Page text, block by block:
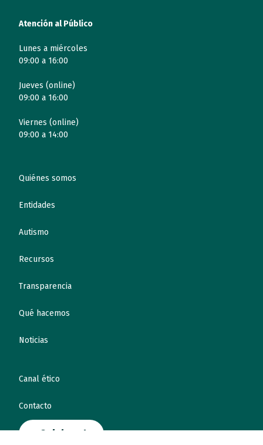
Atención al Público
Lunes a miércoles
09:00 a 16:00
Jueves (online)
09:00 a 16:00
Viernes (online)
09:00 a 14:00
Quiénes somos
Entidades
Autismo
Recursos
Transparencia
Qué hacemos
Noticias
Canal ético
Contacto
¡Colabora!